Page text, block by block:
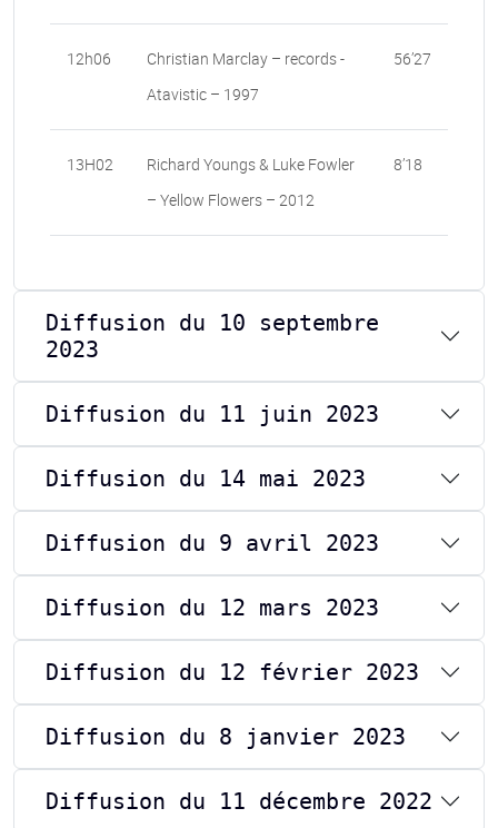
12h06
Christian Marclay – records -
Atavistic – 1997
56’27
13H02
Richard Youngs & Luke Fowler
– Yellow Flowers – 2012
8’18
Diffusion du 10 septembre
2023
Diffusion du 11 juin 2023
Diffusion du 14 mai 2023
Diffusion du 9 avril 2023
Diffusion du 12 mars 2023
Diffusion du 12 février 2023
Diffusion du 8 janvier 2023
Diffusion du 11 décembre 2022